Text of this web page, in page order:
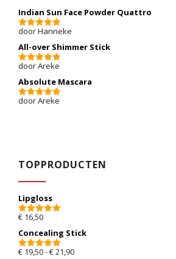
Indian Sun Face Powder Quattro
5van 5
door Hanneke
All-over Shimmer Stick
5van 5
door Areke
Absolute Mascara
5van 5
door Areke
TOPPRODUCTEN
Lipgloss
5.00van 5
€ 16,50
Concealing Stick
5.00van 5
€ 19,50-€21,90Prijsklasse: € 19,50 tot € 21,90